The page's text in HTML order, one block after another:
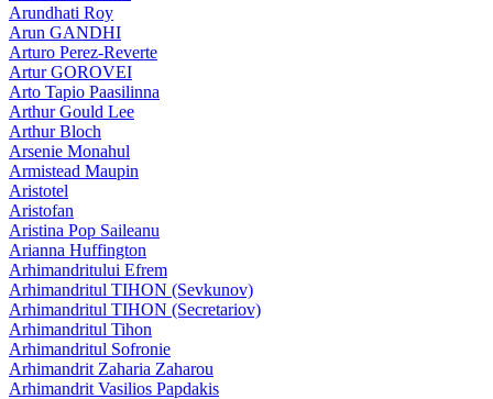
Arundhati Roy
Arun GANDHI
Arturo Perez-Reverte
Artur GOROVEI
Arto Tapio Paasilinna
Arthur Gould Lee
Arthur Bloch
Arsenie Monahul
Armistead Maupin
Aristotel
Aristofan
Aristina Pop Saileanu
Arianna Huffington
Arhimandritului Efrem
Arhimandritul TIHON (Sevkunov)
Arhimandritul TIHON (Secretariov)
Arhimandritul Tihon
Arhimandritul Sofronie
Arhimandrit Zaharia Zaharou
Arhimandrit Vasilios Papdakis